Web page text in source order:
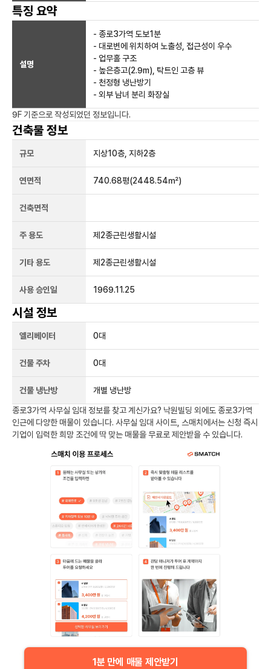
특징 요약
설명
- 종로3가역 도보1분
- 대로변에 위치하여 노출성, 접근성이 우수
- 업무홀 구조
- 높은층고(2.9m), 탁트인 고층 뷰
- 천정형 냉난방기
- 외부 남녀 분리 화장실
9F 기준으로 작성되었던 정보입니다.
건축물 정보
규모 지상10층, 지하2층
연면적 740.68평(2448.54㎡)
건축면적
주 용도 제2종근린생활시설
기타 용도 제2종근린생활시설
사용 승인일 1969.11.25
시설 정보
엘리베이터 0대
건물 주차 0대
건물 냉난방 개별 냉난방
종로3가역 사무실 임대 정보를 찾고 계신가요? 낙원빌딩 외에도 종로3가역
인근에 다양한 매물이 있습니다. 사무실 임대 사이트, 스매치에서는 신청 즉시
기업이 입력한 희망 조건에 딱 맞는 매물을 무료로 제안받을 수 있습니다.
1분 만에 매물 제안받기